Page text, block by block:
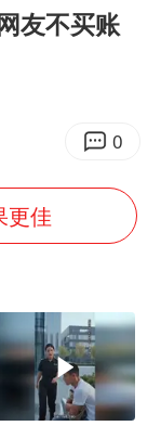
被收150元
蒸发
甩不了锅
儿子陪躺平老爹体验外卖员火了
市民书》
由烟头引起
“不怕六爷挂得多 就怕六爷挂一颗”
消
36岁男演员成景区NPC后人气爆棚
友不买账
0
更佳